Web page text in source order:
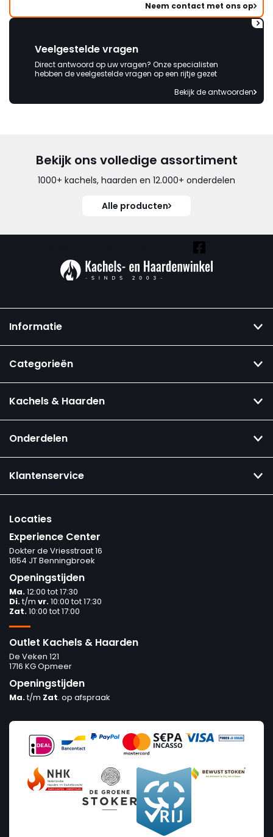
Neem contact met ons op
Veelgestelde vragen
Direct antwoord op uw vragen? Onze specialisten
hebben de veelgestelde vragen op een rijtje gezet
Bekijk de antwoorden
Bekijk ons volledige assortiment
1000+ kachels, haarden en 12.000+ onderdelen
Alle producten
Informatie
Categorieën
Kachels & Haarden
Onderdelen
Klantenservice
Locaties
Experience Center
Dokter de Vriesstraat 16
1654 JT Benningbroek
Openingstijden
Ma.12:00 tot 17:30
Di.t/m vr.10:00 tot 17:30
Zat.10:00 tot 17:00
Outlet Kachels & Haarden
De Veken 121
1716 KG Opmeer
Openingstijden
Ma.t/m Zat. op afspraak